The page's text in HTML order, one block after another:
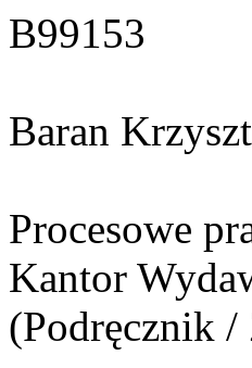
B99153
Baran
Procesowe
Kantor
(Podręcznik /